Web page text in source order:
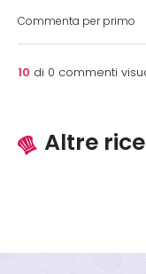
Commenta per primo
10 di 0 commenti
Altre